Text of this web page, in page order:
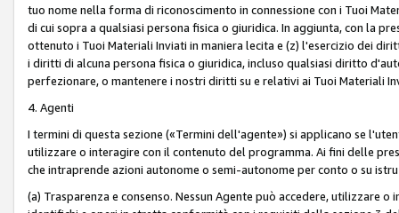
tuo nome nella forma di riconoscimento in connessione con i Tuoi
di cui sopra a qualsiasi persona fisica o giuridica. In aggiunta, con la
ottenuto i Tuoi Materiali Inviati in maniera lecita e (z) l'esercizio dei
i diritti di alcuna persona fisica o giuridica, incluso qualsiasi diritto
perfezionare, o mantenere i nostri diritti su e relativi ai Tuoi Materiali
4. Agenti
I termini di questa sezione («Termini dell'agente») si applicano se
utilizzare o interagire con il contenuto del programma. Ai fini delle
che intraprende azioni autonome o semi-autonome per conto o su
(a) Trasparenza e consenso. Nessun Agente può accedere, utilizzare